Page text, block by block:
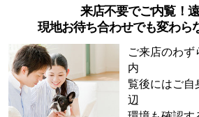
来店不要でご内覧！
現地お待ち合わせでも変わら
ご来店のわず
内
覧後にはご自
辺